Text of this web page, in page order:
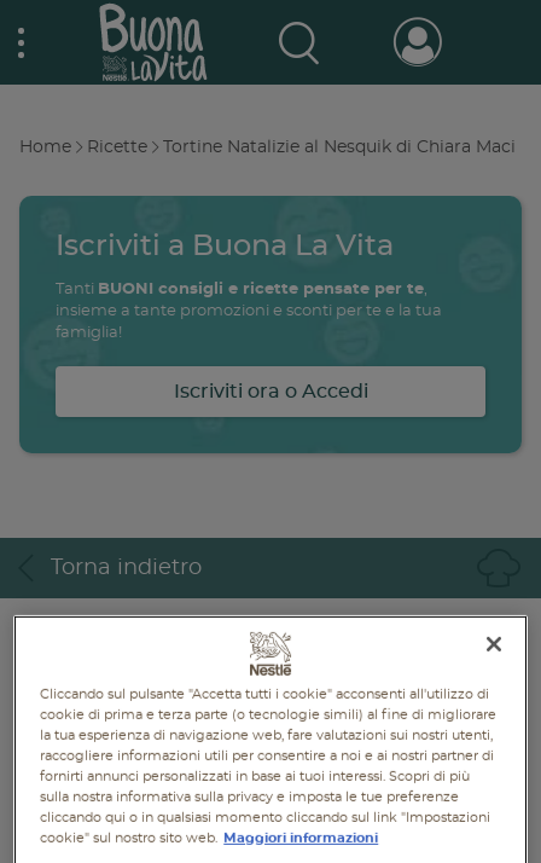
to
Nestlé Buona la vita
Promozioni attive
Archivio promozioni
Buono a sapersi
salute famiglia intolleranze
Ricette
Primi piatti
Piatti unici
Dolci
Vegetariane
Senza lattosio
Senza glutine
Buoni sconto
Home Ricette Tortine Natalizie al Nesquik di Chiara Maci
Iscriviti a Buona La Vita
Tanti BUONI consigli e ricette pensate per te,
insieme a tante promozioni e sconti per te e la tua
famiglia!
Iscriviti ora o Accedi
Torna indietro
Cliccando sul pulsante "Accetta tutti i cookie" acconsenti all'utilizzo di
cookie di prima e terza parte (o tecnologie simili) al fine di migliorare
la tua esperienza di navigazione web, fare valutazioni sui nostri utenti,
raccogliere informazioni utili per consentire a noi e ai nostri partner di
fornirti annunci personalizzati in base ai tuoi interessi. Scopri di più
sulla nostra informativa sulla privacy e imposta le tue preferenze
cliccando qui o in qualsiasi momento cliccando sul link "Impostazioni
cookie" sul nostro sito web.
Maggiori informazioni